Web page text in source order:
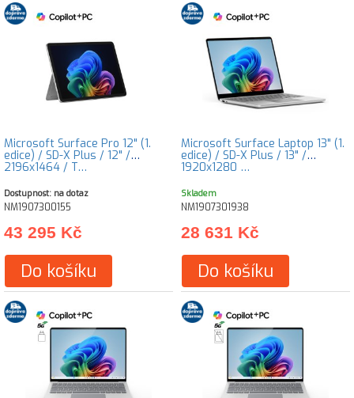
Microsoft Surface Pro 12" (1.
edice) / SD-X Plus / 12" /
2196x1464 / T…
Dostupnost: na dotaz
NM1907300155
43 295 Kč
Do košíku
Microsoft Surface Laptop 13" (1.
edice) / SD-X Plus / 13" /
1920x1280 …
Skladem
NM1907301938
28 631 Kč
Do košíku